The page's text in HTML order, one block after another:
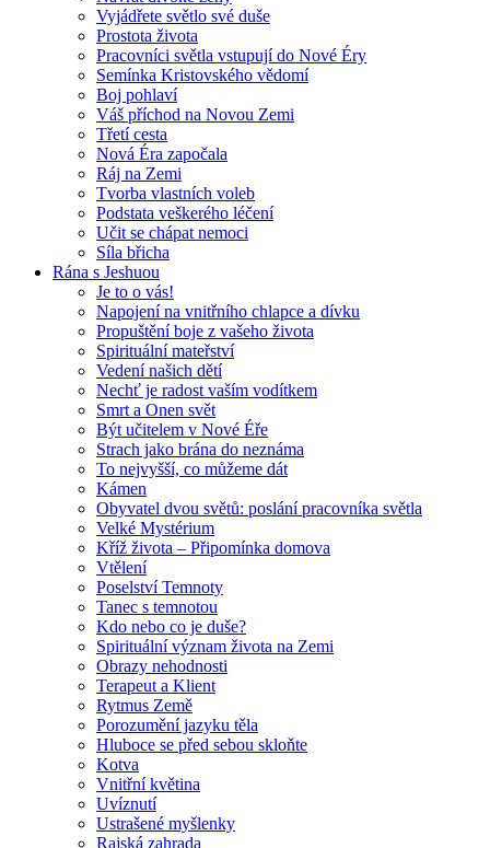
Vyjádřete světlo své duše
Prostota života
Pracovníci světla vstupují do Nové Éry
Semínka Kristovského vědomí
Boj pohlaví
Váš příchod na Novou Zemi
Třetí cesta
Nová Éra započala
Ráj na Zemi
Tvorba vlastních voleb
Podstata veškerého léčení
Učit se chápat nemoci
Síla břicha
Rána s Jeshuou
Je to o vás!
Napojení na vnitřního chlapce a dívku
Propuštění boje z vašeho života
Spirituální mateřství
Vedení našich dětí
Nechť je radost vaším vodítkem
Smrt a Onen svět
Být učitelem v Nové Éře
Strach jako brána do neznáma
To nejvyšší, co můžeme dát
Kámen
Obyvatel dvou světů: poslání pracovníka světla
Velké Mystérium
Kříž života – Připomínka domova
Vtělení
Poselství Temnoty
Tanec s temnotou
Kdo nebo co je duše?
Spirituální význam života na Zemi
Obrazy nehodnosti
Terapeut a Klient
Rytmus Země
Porozumění jazyku těla
Hluboce se před sebou skloňte
Kotva
Vnitřní květina
Uvíznutí
Ustrašené myšlenky
Rajská zahrada